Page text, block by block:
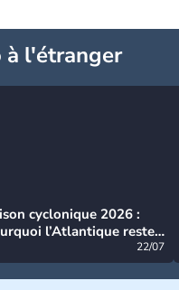
l'étranger
cyclonique 2026 :
l’Atlantique reste
22/07